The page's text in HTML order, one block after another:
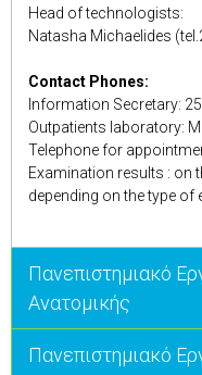
Head of technologists:
Natasha Michaelides
Contact Phones:
Information Secretary:
Outpatients laboratory:
Telephone for
Examination results : on
depending on the type of
Πανεπιστημιακό
Ανατομικής
Πανεπιστημιακό